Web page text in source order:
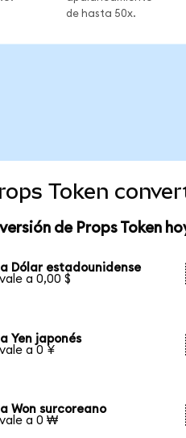
de hasta 50x.
Token
de Props Token
Dólar estadounidense
a 0,00 $
Yen japonés
a 0 ¥
Won surcoreano
a 0 ₩